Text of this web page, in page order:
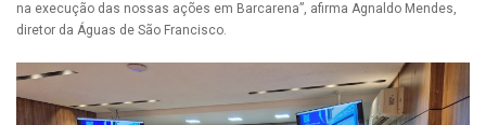
na execução das nossas ações em Barcarena”, afirma Agnaldo Mendes,
diretor da Águas de São Francisco.